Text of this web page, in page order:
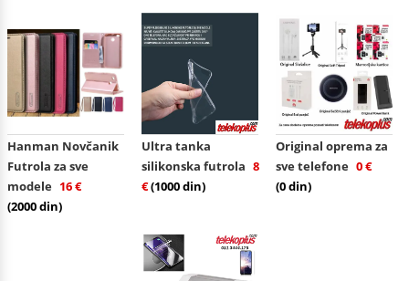
Hanman Novčanik
Futrola za sve
modele 16 €
(2000 din)
Ultra tanka
silikonska futrola 8
€(1000 din)
Original oprema za
sve telefone 0 €
(0 din)